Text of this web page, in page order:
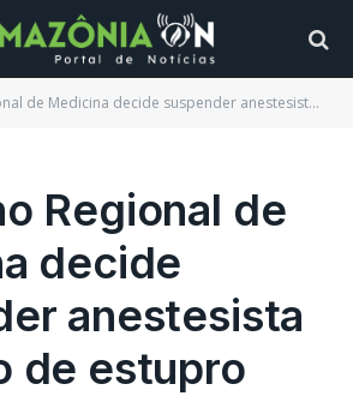
Medicina decide suspender anestesista acusado de estupro
Regional de
decide
anestesista
de estupro